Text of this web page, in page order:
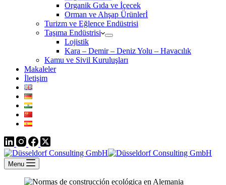
Organik Gıda ve İçecek
Orman ve Ahşap Ürünlerİ
Turizm ve Eğlence Endüstrisi
Taşıma Endüstrisi
Lojistik
Kara – Demir – Deniz Yolu – Havacılık
Kamu ve Sivil Kuruluşları
Makaleler
İletişim
Menu